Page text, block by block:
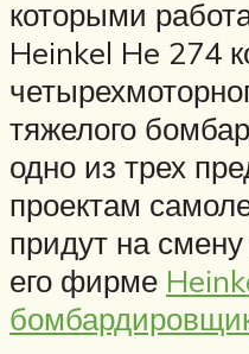
которыми
Heinkel He 274
тяжелого
одно из трех
проектам
придут на
его фирме